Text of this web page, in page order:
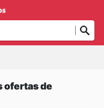
ofertas de